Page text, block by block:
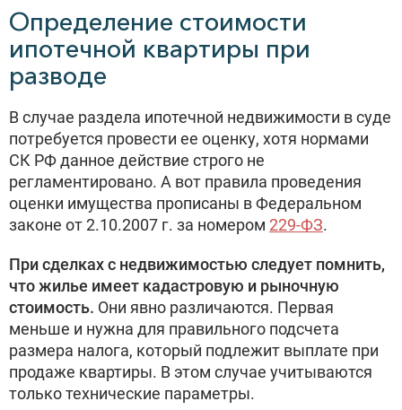
Определение стоимости
ипотечной квартиры при
разводе
В случае раздела ипотечной недвижимости в суде
потребуется провести ее оценку, хотя нормами
СК РФ данное действие строго не
регламентировано. А вот правила проведения
оценки имущества прописаны в Федеральном
законе от 2.10.2007 г. за номером 229-ФЗ.
При сделках с недвижимостью следует помнить,
что жилье имеет кадастровую и рыночную
стоимость. Они явно различаются. Первая
меньше и нужна для правильного подсчета
размера налога, который подлежит выплате при
продаже квартиры. В этом случае учитываются
только технические параметры.